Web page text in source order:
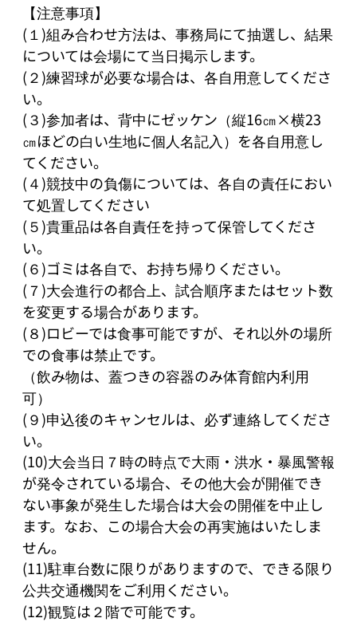
【注意事項】
(１)組み合わせ方法は、事務局にて抽選し、結果
については会場にて当日掲示します。
(２)練習球が必要な場合は、各自用意してくださ
い。
(３)参加者は、背中にゼッケン（縦16㎝×横23
㎝ほどの白い生地に個人名記入）を各自用意し
てください。
(４)競技中の負傷については、各自の責任におい
て処置してください
(５)貴重品は各自責任を持って保管してくださ
い。
(６)ゴミは各自で、お持ち帰りください。
(７)大会進行の都合上、試合順序またはセット数
を変更する場合があります。
(８)ロビーでは食事可能ですが、それ以外の場所
での食事は禁止です。
（飲み物は、蓋つきの容器のみ体育館内利用
可）
(９)申込後のキャンセルは、必ず連絡してくださ
い。
(10)大会当日７時の時点で大雨・洪水・暴風警報
が発令されている場合、その他大会が開催でき
ない事象が発生した場合は大会の開催を中止し
ます。なお、この場合大会の再実施はいたしま
せん。
(11)駐車台数に限りがありますので、できる限り
公共交通機関をご利用ください。
(12)観覧は２階で可能です。